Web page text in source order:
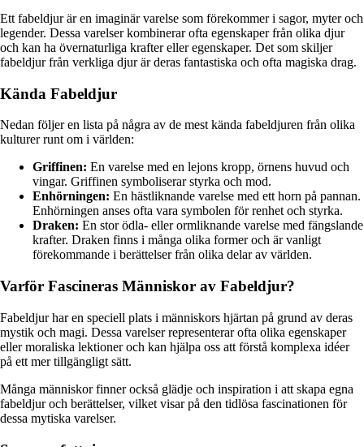
Ett fabeldjur är en imaginär varelse som förekommer i sagor, myter och
legender. Dessa varelser kombinerar ofta egenskaper från olika djur
och kan ha övernaturliga krafter eller egenskaper. Det som skiljer
fabeldjur från verkliga djur är deras fantastiska och ofta magiska drag.
Kända Fabeldjur
Nedan följer en lista på några av de mest kända fabeldjuren från olika
kulturer runt om i världen:
Griffinen: En varelse med en lejons kropp, örnens huvud och
vingar. Griffinen symboliserar styrka och mod.
Enhörningen: En hästliknande varelse med ett horn på pannan.
Enhörningen anses ofta vara symbolen för renhet och styrka.
Draken: En stor ödla- eller ormliknande varelse med fängslande
krafter. Draken finns i många olika former och är vanligt
förekommande i berättelser från olika delar av världen.
Varför Fascineras Människor av Fabeldjur?
Fabeldjur har en speciell plats i människors hjärtan på grund av deras
mystik och magi. Dessa varelser representerar ofta olika egenskaper
eller moraliska lektioner och kan hjälpa oss att förstå komplexa idéer
på ett mer tillgängligt sätt.
Många människor finner också glädje och inspiration i att skapa egna
fabeldjur och berättelser, vilket visar på den tidlösa fascinationen för
dessa mytiska varelser.